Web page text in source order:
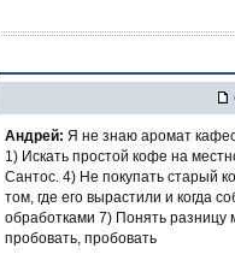
Aндрей: Я не знаю аромат
1) Искать простой кофе на
Сантос. 4) Не покупать старый
том, где его вырастили и когда
обработками 7) Понять разницу
пробовать, пробовать